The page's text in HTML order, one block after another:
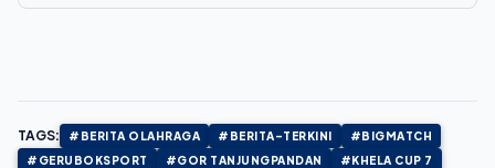
TAGS: #BERITA OLAHRAGA #BERITA-TERKINI
#BIGMATCH
#GERUBOKSPORT
#GOR TANJUNGPANDAN
#KHELA CUP 7